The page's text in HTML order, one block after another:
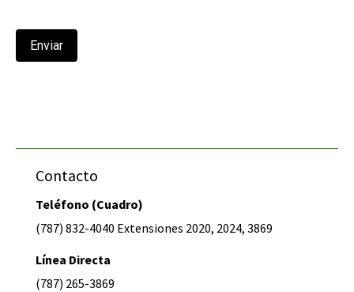
Contacto
Teléfono (Cuadro)
(787) 832-4040 Extensiones 2020, 2024, 3869
Línea Directa
(787) 265-3869